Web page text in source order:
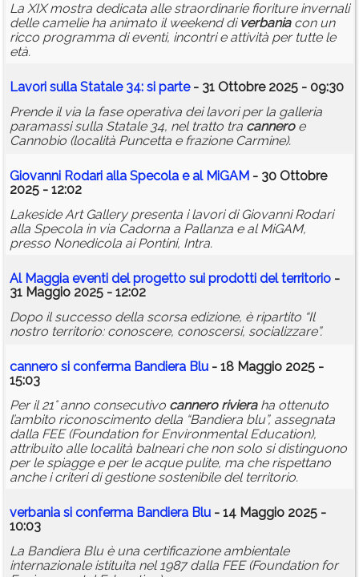
La XIX mostra dedicata alle straordinarie fioriture invernali
delle camelie ha animato il weekend di verbaniacon un
ricco programma di eventi, incontri e attività per tutte le
età.
Lavori sulla Statale 34: si parte- 31 Ottobre 2025 - 09:30
Prende il via la fase operativa dei lavori per la galleria
paramassi sulla Statale 34, nel tratto tra canneroe
Cannobio (località Puncetta e frazione Carmine).
Giovanni Rodari alla Specola e al MiGAM - 30 Ottobre
2025 - 12:02
Lakeside Art Gallery presenta i lavori di Giovanni Rodari
alla Specola in via Cadorna a Pallanza e al MiGAM,
presso Nonedicola ai Pontini, Intra.
Al Maggia eventi del progetto sui prodotti del territorio -
31 Maggio 2025 - 12:02
Dopo il successo della scorsa edizione, è ripartito “Il
nostro territorio: conoscere, conoscersi, socializzare”.
cannero si conferma Bandiera Blu - 18 Maggio 2025 -
15:03
Per il 21° anno consecutivo cannero rivieraha ottenuto
l’ambito riconoscimento della “Bandiera blu”, assegnata
dalla FEE (Foundation for Environmental Education),
attribuito alle località balneari che non solo si distinguono
per le spiagge e per le acque pulite, ma che rispettano
anche i criteri di gestione sostenibile del territorio.
verbania si conferma Bandiera Blu - 14 Maggio 2025 -
10:03
La Bandiera Blu è una certificazione ambientale
internazionale istituita nel 1987 dalla FEE (Foundation for